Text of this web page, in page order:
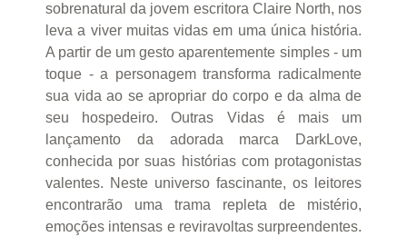
sobrenatural da jovem escritora Claire North, nos
leva a viver muitas vidas em uma única história.
A partir de um gesto aparentemente simples - um
toque - a personagem transforma radicalmente
sua vida ao se apropriar do corpo e da alma de
seu hospedeiro. Outras Vidas é mais um
lançamento da adorada marca DarkLove,
conhecida por suas histórias com protagonistas
valentes. Neste universo fascinante, os leitores
encontrarão uma trama repleta de mistério,
emoções intensas e reviravoltas surpreendentes.